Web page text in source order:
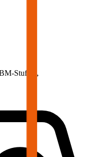
Stufe
,